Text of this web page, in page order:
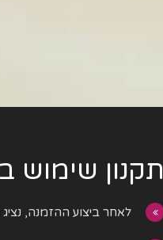
תקנון שימוש
לאחר ביצוע ההזמנה, נציג